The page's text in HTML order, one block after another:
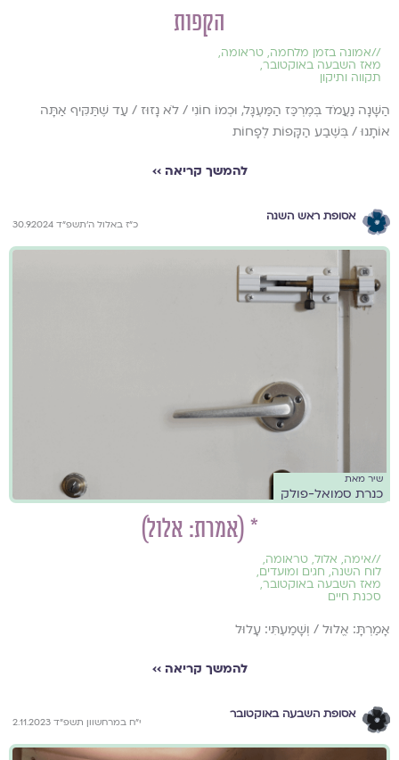
הקפות
//אמונה בזמן מלחמה, טראומה,
מאז השבעה באוקטובר,
תקווה ותיקון
הַשָּׁנָה נַעֲמֹד בְּמֶרְכַּז הַמַּעְגָּל, וּכְמוֹ חוֹנִי / לֹא נָזוּז / עַד שֶׁתַּקִּיף אַתָּה
אוֹתָנוּ / בְּשֶׁבַע הַקָּפוֹת לְפָחוֹת
להמשך קריאה ››
אסופת ראש השנה
כ״ז באלול ה׳תשפ״ד 30.9.2024
שיר מאת
כנרת סמואל-פולק
* (אמרת: אלול)
//אימה, אלול, טראומה,
לוח השנה, חגים ומועדים,
מאז השבעה באוקטובר,
סכנת חיים
אָמַרְתָּ: אֱלוּל / וְשָׁמַעְתִּי: עָלוּל
להמשך קריאה ››
אסופת השבעה באוקטובר
י״ח במרחשוון תשפ״ד 2.11.2023